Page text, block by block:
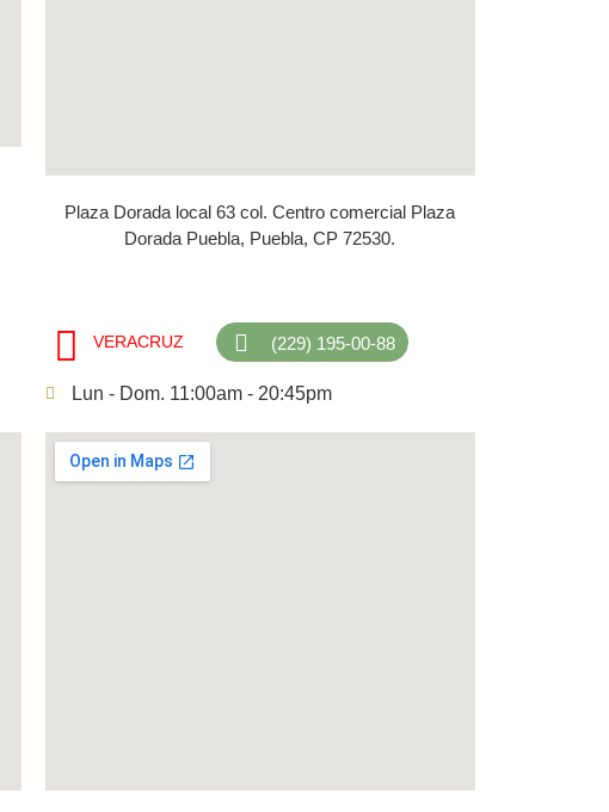
Plaza Dorada local 63 col. Centro comercial Plaza
Dorada Puebla, Puebla, CP 72530.
VERACRUZ (229) 195-00-88
Lun - Dom. 11:00am - 20:45pm